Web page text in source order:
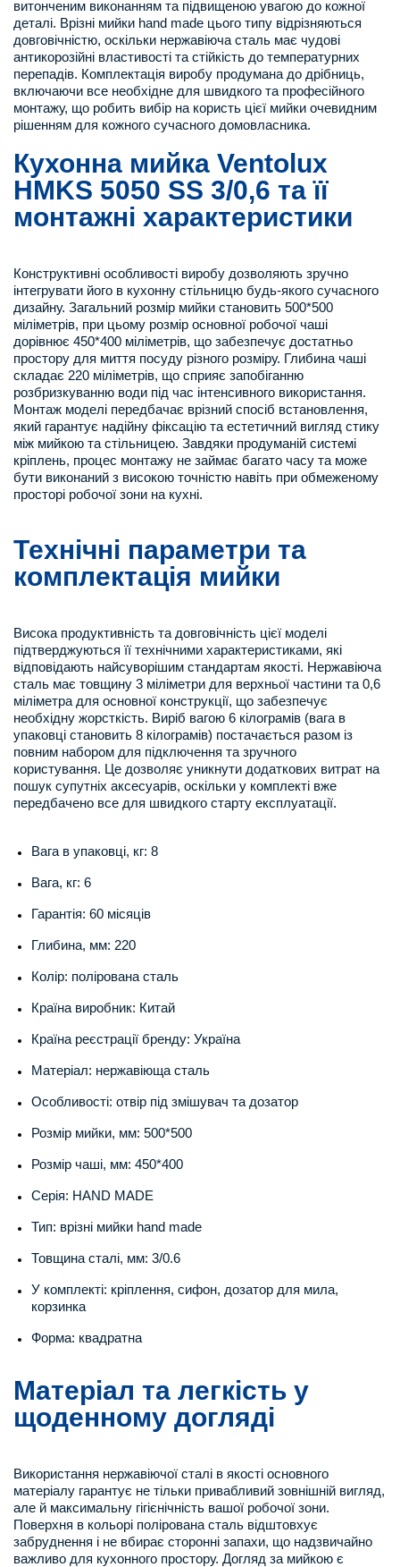
витонченим виконанням та підвищеною увагою до кожної
деталі. Врізні мийки hand made цього типу відрізняються
довговічністю, оскільки нержавіюча сталь має чудові
антикорозійні властивості та стійкість до температурних
перепадів. Комплектація виробу продумана до дрібниць,
включаючи все необхідне для швидкого та професійного
монтажу, що робить вибір на користь цієї мийки очевидним
рішенням для кожного сучасного домовласника.
Кухонна мийка Ventolux
HMKS 5050 SS 3/0,6 та її
монтажні характеристики
Конструктивні особливості виробу дозволяють зручно
інтегрувати його в кухонну стільницю будь-якого сучасного
дизайну. Загальний розмір мийки становить 500*500
міліметрів, при цьому розмір основної робочої чаші
дорівнює 450*400 міліметрів, що забезпечує достатньо
простору для миття посуду різного розміру. Глибина чаші
складає 220 міліметрів, що сприяє запобіганню
розбризкуванню води під час інтенсивного використання.
Монтаж моделі передбачає врізний спосіб встановлення,
який гарантує надійну фіксацію та естетичний вигляд стику
між мийкою та стільницею. Завдяки продуманій системі
кріплень, процес монтажу не займає багато часу та може
бути виконаний з високою точністю навіть при обмеженому
просторі робочої зони на кухні.
Технічні параметри та
комплектація мийки
Висока продуктивність та довговічність цієї моделі
підтверджуються її технічними характеристиками, які
відповідають найсуворішим стандартам якості. Нержавіюча
сталь має товщину 3 міліметри для верхньої частини та 0,6
міліметра для основної конструкції, що забезпечує
необхідну жорсткість. Виріб вагою 6 кілограмів (вага в
упаковці становить 8 кілограмів) постачається разом із
повним набором для підключення та зручного
користування. Це дозволяє уникнути додаткових витрат на
пошук супутніх аксесуарів, оскільки у комплекті вже
передбачено все для швидкого старту експлуатації.
Вага в упаковці, кг: 8
Вага, кг: 6
Гарантія: 60 місяців
Глибина, мм: 220
Колір: полірована сталь
Країна виробник: Китай
Країна реєстрації бренду: Україна
Матеріал: нержавіюща сталь
Особливості: отвір під змішувач та дозатор
Розмір мийки, мм: 500*500
Розмір чаші, мм: 450*400
Серія: HAND MADE
Тип: врізні мийки hand made
Товщина сталі, мм: 3/0.6
У комплекті: кріплення, сифон, дозатор для мила,
корзинка
Форма: квадратна
Матеріал та легкість у
щоденному догляді
Використання нержавіючої сталі в якості основного
матеріалу гарантує не тільки привабливий зовнішній вигляд,
але й максимальну гігієнічність вашої робочої зони.
Поверхня в кольорі полірована сталь відштовхує
забруднення і не вбирає сторонні запахи, що надзвичайно
важливо для кухонного простору. Догляд за мийкою є